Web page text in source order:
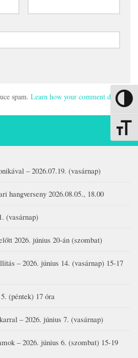
Nagy
spam. Learn how your comment data is
– 2026.07.19. (vasárnap)
hangverseny 2026.08.05., 18.00
(vasárnap)
2026. június 20-án (szombat)
– 2026. június 14. (vasárnap) 15-17
(péntek) 17 óra
– 2026. június 7. (vasárnap)
– 2026. június 6. (szombat) 15-19